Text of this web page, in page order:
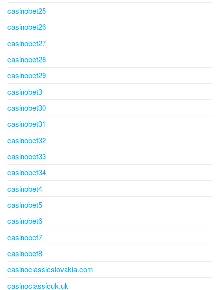
casinobet25
casinobet26
casinobet27
casinobet28
casinobet29
casinobet3
casinobet30
casinobet31
casinobet32
casinobet33
casinobet34
casinobet4
casinobet5
casinobet6
casinobet7
casinobet8
casinoclassicslovakia.com
casinoclassicuk.uk